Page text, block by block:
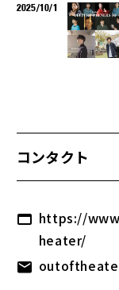
2025/10/1
コンタクト
https://
heater/